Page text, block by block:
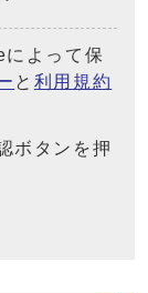
よって保
と 利用規約
ボタンを押